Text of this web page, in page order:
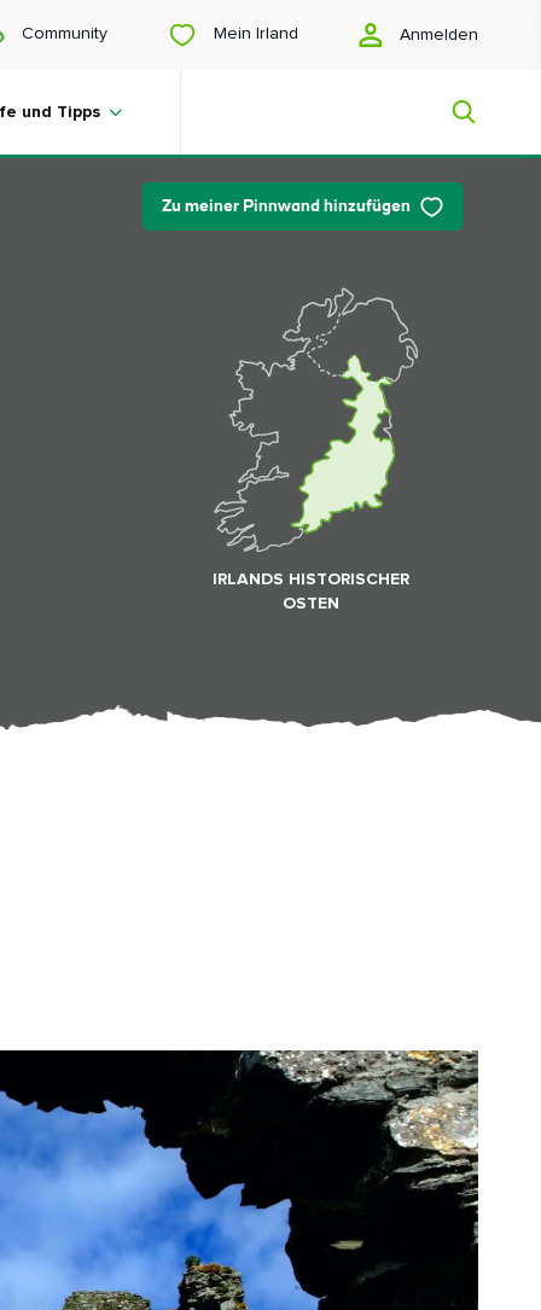
Community Mein Irland Anmelden
und Tipps
Sie suchen noch Anregungen? Planen
Sie eine Reise? Oder wollen Sie sich
einfach nur glücklich scrollen? Wir
zeigen Ihnen ein Irland, das nur für Sie
#KulturUndTradition
Zu meiner Pinnwand hinzufügen
IRLANDS HISTORISCHER
OSTEN